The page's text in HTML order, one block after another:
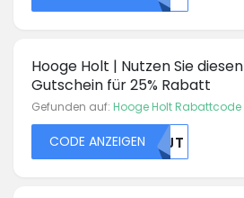
Hooge Holt | Nutzen Sie diesen
Gutschein für 25% Rabatt
Gefunden auf: Hooge Holt Rabattcode
CODE ANZEIGEN NTJT